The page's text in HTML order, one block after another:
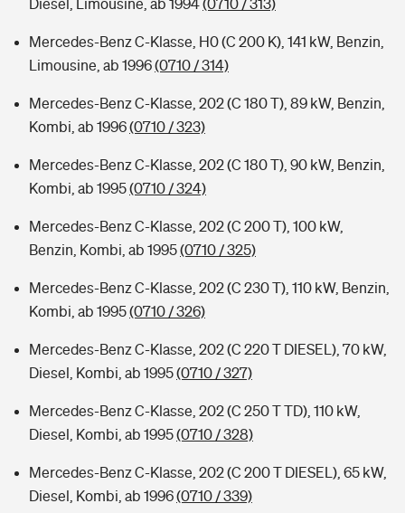
Diesel, Limousine, ab 1994(0710 / 313)
Mercedes-Benz C-Klasse, H0 (C 200 K), 141 kW, Benzin,
Limousine, ab 1996(0710 / 314)
Mercedes-Benz C-Klasse, 202 (C 180 T), 89 kW, Benzin,
Kombi, ab 1996(0710 / 323)
Mercedes-Benz C-Klasse, 202 (C 180 T), 90 kW, Benzin,
Kombi, ab 1995(0710 / 324)
Mercedes-Benz C-Klasse, 202 (C 200 T), 100 kW,
Benzin, Kombi, ab 1995(0710 / 325)
Mercedes-Benz C-Klasse, 202 (C 230 T), 110 kW, Benzin,
Kombi, ab 1995(0710 / 326)
Mercedes-Benz C-Klasse, 202 (C 220 T DIESEL), 70 kW,
Diesel, Kombi, ab 1995(0710 / 327)
Mercedes-Benz C-Klasse, 202 (C 250 T TD), 110 kW,
Diesel, Kombi, ab 1995(0710 / 328)
Mercedes-Benz C-Klasse, 202 (C 200 T DIESEL), 65 kW,
Diesel, Kombi, ab 1996(0710 / 339)